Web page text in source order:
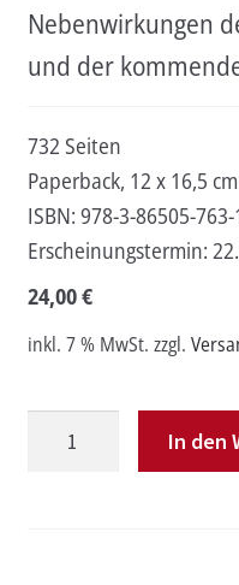
Nebenwirkungen
und der
732 Seiten
Paperback, 12 x 16,5 cm
ISBN: 978-3-86505-763-
Erscheinungstermin:
24,00€
inkl. 7 % MwSt. zzgl.
In den